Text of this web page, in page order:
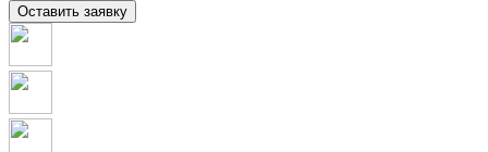
Оставить заявку